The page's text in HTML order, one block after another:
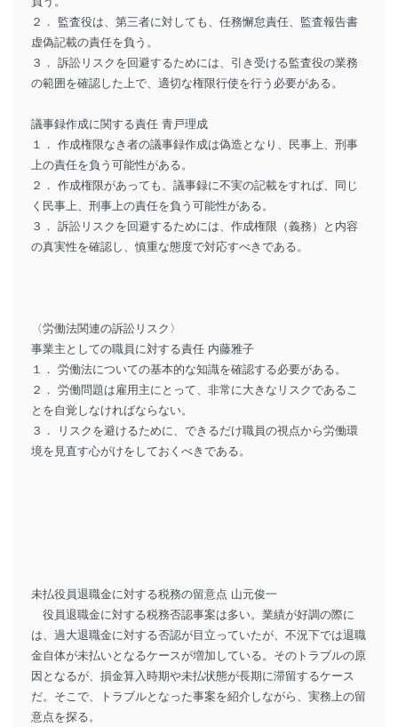
２． 監査役は、第三者に対しても、任務懈怠責任、監査報告書
虚偽記載の責任を負う。
３． 訴訟リスクを回避するためには、引き受ける監査役の業務
の範囲を確認した上で、適切な権限行使を行う必要がある。
議事録作成に関する責任 青戸理成
１． 作成権限なき者の議事録作成は偽造となり、民事上、刑事
上の責任を負う可能性がある。
２． 作成権限があっても、議事録に不実の記載をすれば、同じ
く民事上、刑事上の責任を負う可能性がある。
３． 訴訟リスクを回避するためには、作成権限（義務）と内容
の真実性を確認し、慎重な態度で対応すべきである。
〈労働法関連の訴訟リスク〉
事業主としての職員に対する責任 内藤雅子
１． 労働法についての基本的な知識を確認する必要がある。
２． 労働問題は雇用主にとって、非常に大きなリスクであるこ
とを自覚しなければならない。
３． リスクを避けるために、できるだけ職員の視点から労働環
境を見直す心がけをしておくべきである。
未払役員退職金に対する税務の留意点 山元俊一
役員退職金に対する税務否認事案は多い。業績が好調の際に
は、過大退職金に対する否認が目立っていたが、不況下では退職
金自体が未払いとなるケースが増加している。そのトラブルの原
因となるが、損金算入時期や未払状態が長期に滞留するケース
だ。そこで、トラブルとなった事案を紹介しながら、実務上の留
意点を探る。